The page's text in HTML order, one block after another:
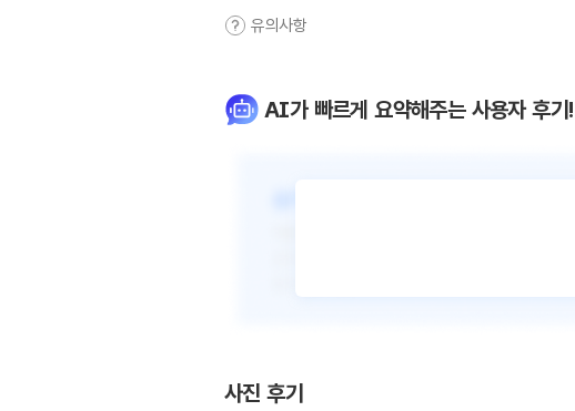
유의사항
AI가 빠르게 요약해주는 사용자 후기!
사진 후기